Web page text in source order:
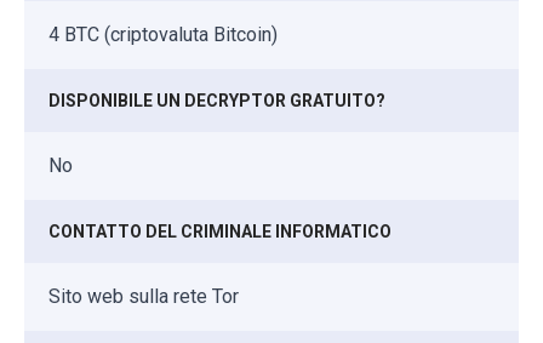
4 BTC (criptovaluta Bitcoin)
DISPONIBILE UN DECRYPTOR GRATUITO?
No
CONTATTO DEL CRIMINALE INFORMATICO
Sito web sulla rete Tor